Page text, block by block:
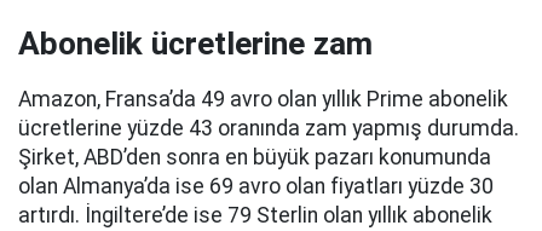
Abonelik ücretlerine zam
Amazon, Fransa’da 49 avro olan yıllık Prime abonelik
ücretlerine yüzde 43 oranında zam yapmış durumda.
Şirket, ABD’den sonra en büyük pazarı konumunda
olan Almanya’da ise 69 avro olan fiyatları yüzde 30
artırdı. İngiltere’de ise 79 Sterlin olan yıllık abonelik